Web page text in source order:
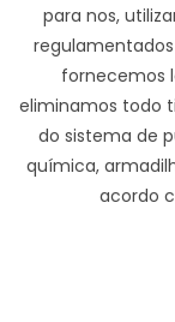
para nos,
regulamentados
fornecemos
eliminamos todo
do sistema de
química,
acordo